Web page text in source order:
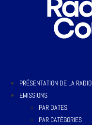
PRÉSENTATION DE LA RADIO
EMISSIONS
PAR DATES
PAR CATÉGORIES